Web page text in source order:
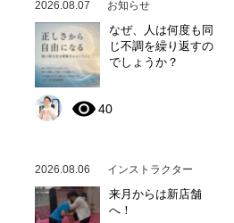
2026.08.07 お知らせ
なぜ、人は何度も同
じ不調を繰り返すの
でしょうか？
40
2026.08.06 インストラクター
来月からは新店舗
へ！